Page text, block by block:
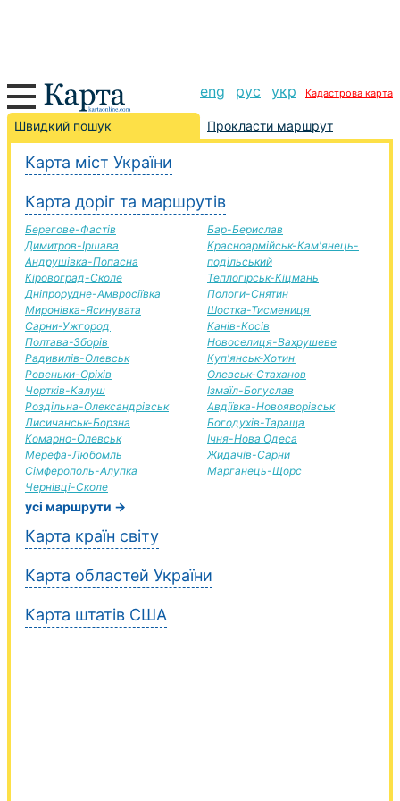
eng рус укр Кадастрова карта
Швидкий пошук Прокласти маршрут
Карта міст України
Карта доріг та маршрутів
Берегове-Фастів
Димитров-Іршава
Андрушівка-Попасна
Кіровоград-Сколе
Дніпрорудне-Амвросіївка
Миронівка-Ясинувата
Сарни-Ужгород
Полтава-Зборів
Радивилів-Олевськ
Ровеньки-Оріхів
Чортків-Калуш
Роздільна-Олександрівськ
Лисичанськ-Борзна
Комарно-Олевськ
Мерефа-Любомль
Сімферополь-Алупка
Чернівці-Сколе
Бар-Берислав
Красноармійськ-Кам'янець-
подільський
Теплогірськ-Кіцмань
Пологи-Снятин
Шостка-Тисмениця
Канів-Косів
Новоселиця-Вахрушеве
Куп'янськ-Хотин
Олевськ-Стаханов
Ізмаїл-Богуслав
Авдіївка-Новояворівськ
Богодухів-Тараща
Ічня-Нова Одеса
Жидачів-Сарни
Марганець-Щорс
усі маршрути →
Карта країн світу
Карта областей України
Карта штатів США
Добропілля-Великі Мости дорога, маршрут
Добропілля-Великі Мости, автомобільна дорога, опис
+
−